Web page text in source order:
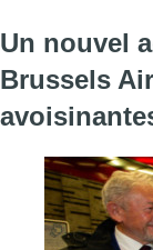
Un nouvel
Brussels